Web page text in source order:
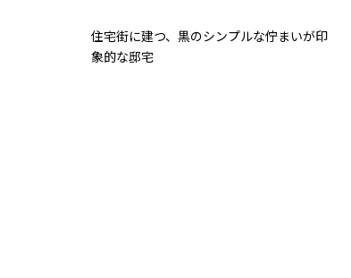
住宅街に建つ、黒のシンプルな佇まいが印
象的な邸宅